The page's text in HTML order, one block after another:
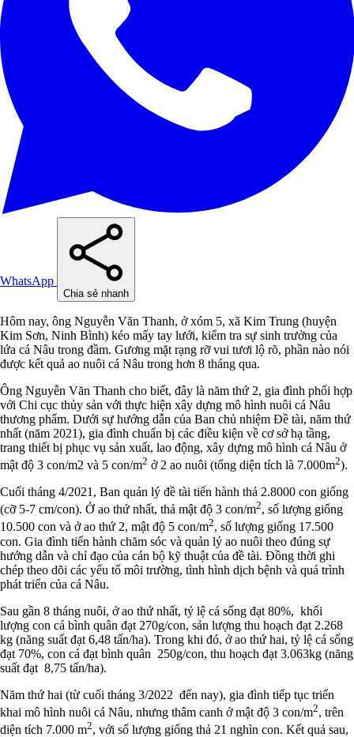
WhatsApp
Chia sẻ nhanh
Hôm nay, ông Nguyễn Văn Thanh, ở xóm 5, xã Kim Trung (huyện
Kim Sơn, Ninh Bình) kéo mấy tay lưới, kiểm tra sự sinh trưởng của
lứa cá Nâu trong đầm. Gương mặt rạng rỡ vui tươi lộ rõ, phần nào nói
được kết quả ao nuôi cá Nâu trong hơn 8 tháng qua.
Ông Nguyễn Văn Thanh cho biết, đây là năm thứ 2, gia đình phối hợp
với Chi cục thủy sản với thực hiện xây dựng mô hình nuôi cá Nâu
thương phẩm. Dưới sự hướng dẫn của Ban chủ nhiệm Đề tài, năm thứ
nhất (năm 2021), gia đình chuẩn bị các điều kiện về cơ sở hạ tầng,
trang thiết bị phục vụ sản xuất, lao động, xây dựng mô hình cá Nâu ở
mật độ 3 con/m2 và 5 con/m2 ở 2 ao nuôi (tổng diện tích là 7.000m2).
Cuối tháng 4/2021, Ban quản lý đề tài tiến hành thả 2.8000 con giống
(cỡ 5-7 cm/con). Ở ao thứ nhất, thả mật độ 3 con/m2, số lượng giống
10.500 con và ở ao thứ 2, mật độ 5 con/m2, số lượng giống 17.500
con. Gia đình tiến hành chăm sóc và quản lý ao nuôi theo đúng sự
hướng dẫn và chỉ đạo của cán bộ kỹ thuật của đề tài. Đồng thời ghi
chép theo dõi các yếu tố môi trường, tình hình dịch bệnh và quá trình
phát triển của cá Nâu.
Sau gần 8 tháng nuôi, ở ao thứ nhất, tỷ lệ cá sống đạt 80%, khối
lượng con cá bình quân đạt 270g/con, sản lượng thu hoạch đạt 2.268
kg (năng suất đạt 6,48 tấn/ha). Trong khi đó, ở ao thứ hai, tỷ lệ cá sống
đạt 70%, con cá đạt bình quân 250g/con, thu hoạch đạt 3.063kg (năng
suất đạt 8,75 tấn/ha).
Năm thứ hai (từ cuối tháng 3/2022 đến nay), gia đình tiếp tục triển
khai mô hình nuôi cá Nâu, nhưng thâm canh ở mật độ 3 con/m2, trên
diện tích 7.000 m2, với số lượng giống thả 21 nghìn con. Kết quả sau,